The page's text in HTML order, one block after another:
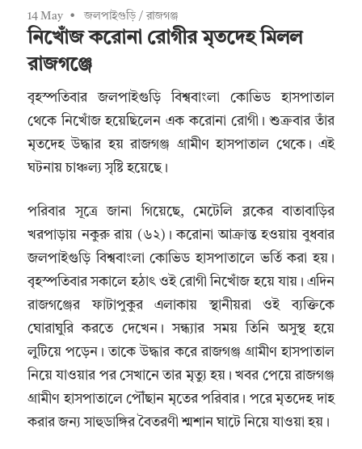
14 May জলপাইগুড়ি /রাজগঞ্জ
নিখোঁজ করোনা রোগীর মৃতদেহ মিলল
রাজগঞ্জে
বৃহস্পতিবার জলপাইগুড়ি বিশ্ববাংলা কোভিড হাসপাতাল
থেকে নিখোঁজ হয়েছিলেন এক করোনা রোগী। শুক্রবার তাঁর
মৃতদেহ উদ্ধার হয় রাজগঞ্জ গ্রামীণ হাসপাতাল থেকে। এই
ঘটনায় চাঞ্চল্য সৃষ্টি হয়েছে।
পরিবার সূত্রে জানা গিয়েছে, মেটেলি ব্লকের বাতাবাড়ির
খরপাড়ায় নকুরু রায় (৬২)। করোনা আক্রান্ত হওয়ায় বুধবার
জলপাইগুড়ি বিশ্ববাংলা কোভিড হাসপাতালে ভর্তি করা হয়।
বৃহস্পতিবার সকালে হঠাৎ ওই রোগী নিখোঁজ হয়ে যায়। এদিন
রাজগঞ্জের ফাটাপুকুর এলাকায় স্থানীয়রা ওই ব্যক্তিকে
ঘোরাঘুরি করতে দেখেন। সন্ধ্যার সময় তিনি অসুস্থ হয়ে
লুটিয়ে পড়েন। তাকে উদ্ধার করে রাজগঞ্জ গ্রামীণ হাসপাতাল
নিয়ে যাওয়ার পর সেখানে তার মৃত্যু হয়। খবর পেয়ে রাজগঞ্জ
গ্রামীণ হাসপাতালে পৌঁছান মৃতের পরিবার। পরে মৃতদেহ দাহ
করার জন্য সাহুডাঙ্গির বৈতরণী শ্মশান ঘাটে নিয়ে যাওয়া হয়।